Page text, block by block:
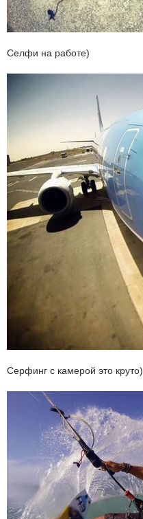
Селфи на работе)
Серфинг с камерой это круто)